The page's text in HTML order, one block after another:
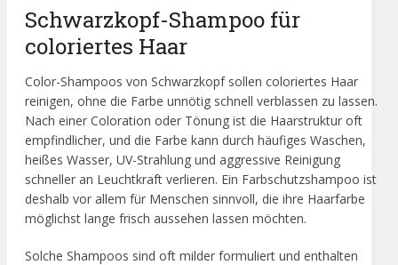
Schwarzkopf-Shampoo für
coloriertes Haar
Color-Shampoos von Schwarzkopf sollen coloriertes Haar
reinigen, ohne die Farbe unnötig schnell verblassen zu lassen.
Nach einer Coloration oder Tönung ist die Haarstruktur oft
empfindlicher, und die Farbe kann durch häufiges Waschen,
heißes Wasser, UV-Strahlung und aggressive Reinigung
schneller an Leuchtkraft verlieren. Ein Farbschutzshampoo ist
deshalb vor allem für Menschen sinnvoll, die ihre Haarfarbe
möglichst lange frisch aussehen lassen möchten.
Solche Shampoos sind oft milder formuliert und enthalten